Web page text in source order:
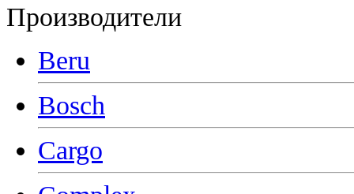
Производители
Beru
Bosch
Cargo